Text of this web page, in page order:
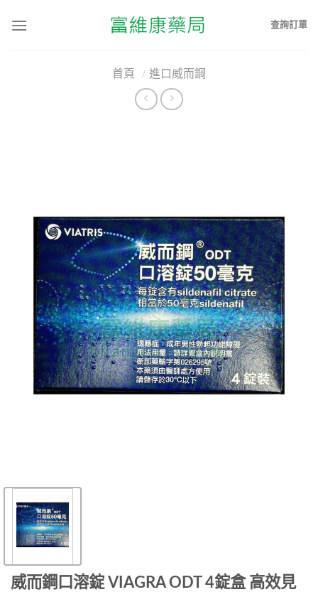
查詢訂單
首頁 / 進口威而鋼
威而鋼口溶錠 VIAGRA ODT 4錠盒 高效見